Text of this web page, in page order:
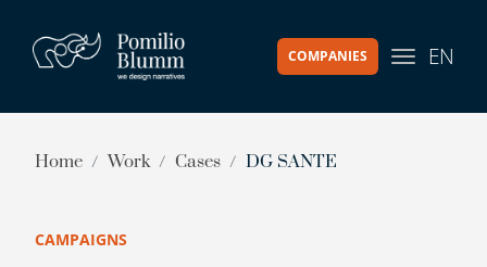
COMPANIES EN
Home Work Cases DG SANTE
CAMPAIGNS